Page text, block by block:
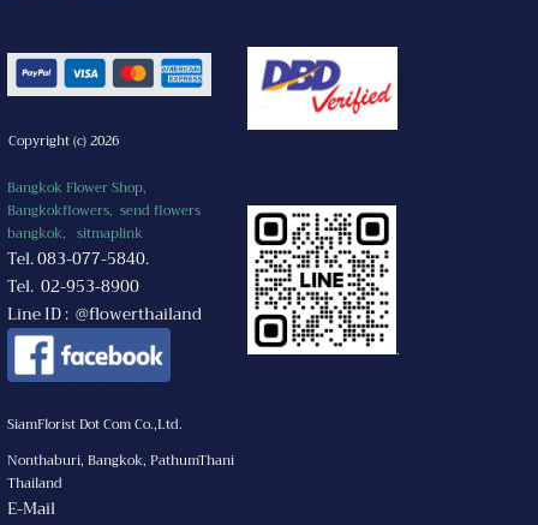
Copyright (c) 2026
Bangkok Flower Shop,
Bangkokflowers, send flowers
bangkok, sitmaplink
Tel. 083-077-5840.
Tel. 02-953-8900
Line ID : @flowerthailand
.
SiamFlorist Dot Com Co.,Ltd.
Nonthaburi, Bangkok, PathumThani
Thailand
E-Mail